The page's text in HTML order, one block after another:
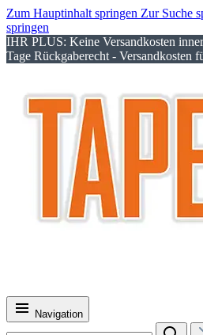
Zum Hauptinhalt springen Zur Suche
springen
IHR PLUS: Keine Versandkosten
Tage Rückgaberecht - Versandkosten
Navigation